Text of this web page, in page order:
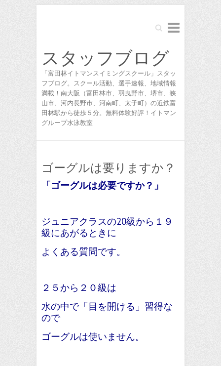
Search
スタッフブログ
「富田林イトマンスイミングスクール」スタッ
フブログ。スクール活動、選手速報、地域情報
満載！南大阪（富田林市、羽曳野市、堺市、狭
山市、河内長野市、河南町、太子町）の近鉄富
田林駅から徒歩５分。無料体験好評！イトマン
グループ水泳教室
ゴーグルは要りますか？
「ゴーグルは必要ですか？」
ジュニアクラスの20級から１９
級にあがるときに
よくある質問です。
２５から２０級は
水の中で「目を開ける」習得な
ので
ゴーグルは使いません。